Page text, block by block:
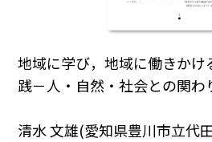
地域に学び，地域に働きかけ
践－人・自然・社会との関わ
清水 文雄(愛知県豊川市立代